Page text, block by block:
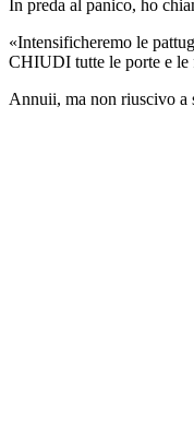
In preda al panico, ho
«Intensificheremo le
CHIUDI tutte le porte e le
Annuii, ma non riuscivo a